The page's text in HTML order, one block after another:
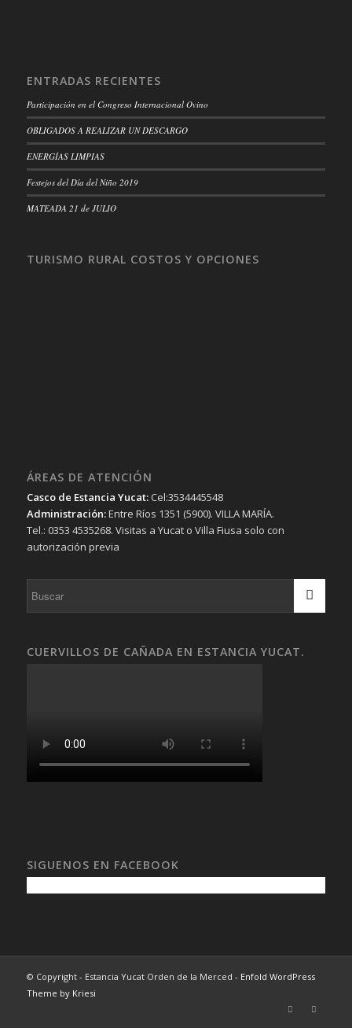
ENTRADAS RECIENTES
Participación en el Congreso Internacional Ovino
OBLIGADOS A REALIZAR UN DESCARGO
ENERGÍAS LIMPIAS
Festejos del Día del Niño 2019
MATEADA 21 de JULIO
TURISMO RURAL COSTOS Y OPCIONES
ÁREAS DE ATENCIÓN
Casco de Estancia Yucat:Cel:3534445548
Administración:Entre Ríos 1351 (5900). VILLA MARÍA.
Tel.: 0353 4535268. Visitas a Yucat o Villa Fiusa solo con
autorización previa
CUERVILLOS DE CAÑADA EN ESTANCIA YUCAT.
SIGUENOS EN FACEBOOK
© Copyright - Estancia Yucat Orden de la Merced - Enfold WordPress
Theme by Kriesi